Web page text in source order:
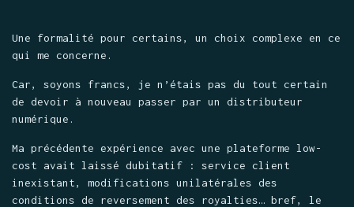
Une formalité pour certains, un choix complexe en ce
qui me concerne.
Car, soyons francs, je n’étais pas du tout certain
de devoir à nouveau passer par un distributeur
numérique.
Ma précédente expérience avec une plateforme low-
cost avait laissé dubitatif : service client
inexistant, modifications unilatérales des
conditions de reversement des royalties… bref, le